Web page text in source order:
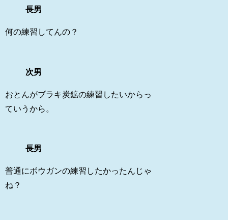
長男
何の練習してんの？
次男
おとんがブラキ炭鉱の練習したいからっ
ていうから。
長男
普通にボウガンの練習したかったんじゃ
ね？